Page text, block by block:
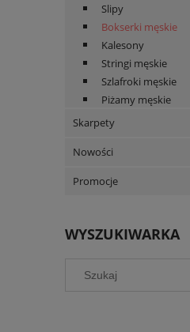
Slipy
Bokserki męskie
Kalesony
Stringi męskie
Szlafroki męskie
Piżamy męskie
Skarpety
Nowości
Promocje
WYSZUKIWARKA